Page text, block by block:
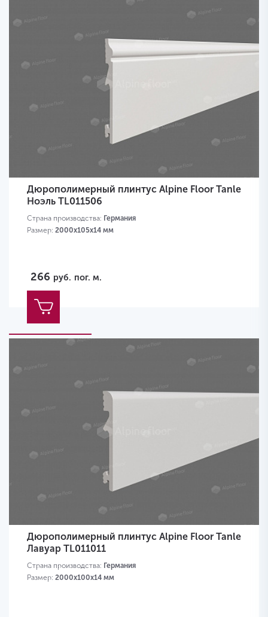
Дюрополимерный плинтус Alpine Floor Tanle
Ноэль TL011506
Страна производства: Германия
Размер: 2000х105x14 мм
266 руб. пог. м.
Дюрополимерный плинтус Alpine Floor Tanle
Лавуар TL011011
Страна производства: Германия
Размер: 2000х100x14 мм